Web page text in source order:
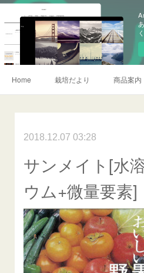
Home 栽培だより 商品案内
農薬情報 記事一覧
2018.12.07 03:28
サンメイト[水
ウム+微量要素]